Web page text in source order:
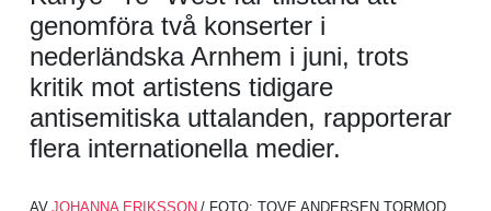
genomföra två konserter i
nederländska Arnhem i juni, trots
kritik mot artistens tidigare
antisemitiska uttalanden, rapporterar
flera internationella medier.
AV JOHANNA ERIKSSON / FOTO: TOVE ANDERSEN TORMOD